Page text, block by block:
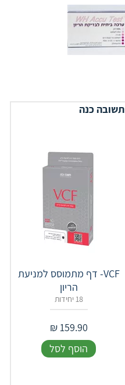
תשובה כנה
VCF- דף מתמוסס למניעת
הריון
18 יחידות
159.90
₪
הוסף לסל